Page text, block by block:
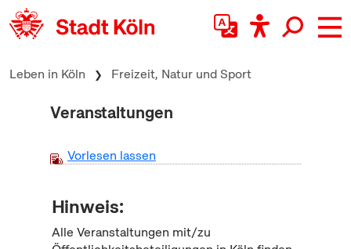
zum Inhalt springen
Leben in Köln Freizeit, Natur und Sport
Veranstaltungen
Vorlesen lassen
Hinweis:
Alle Veranstaltungen mit/zu